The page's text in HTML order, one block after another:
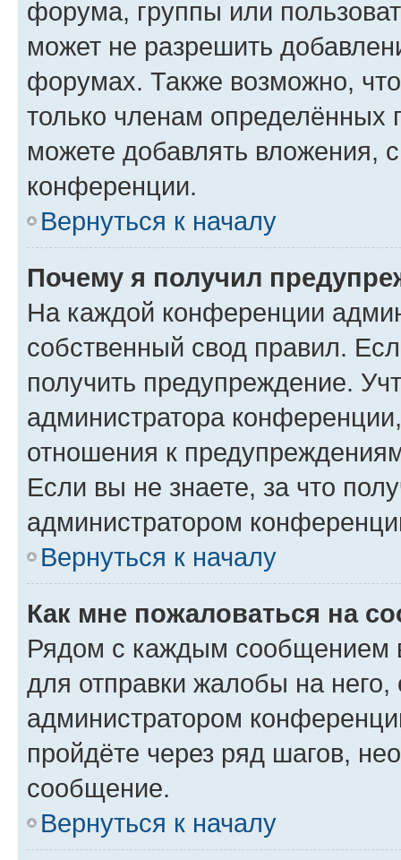
форума, группы или
может не разрешить
форумах. Также возможно,
только членам определённых
можете добавлять вложения,
конференции.
Вернуться к началу
Почему я получил
На каждой конференции
собственный свод правил.
получить предупреждение.
администратора
отношения к
Если вы не знаете, за что
администратором
Вернуться к началу
Как мне пожаловаться на
Рядом с каждым сообщением
для отправки жалобы на
администратором
пройдёте через ряд шагов,
сообщение.
Вернуться к началу